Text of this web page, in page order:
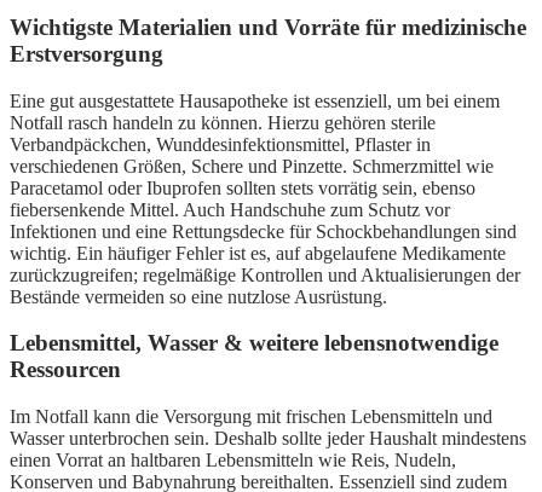
Wichtigste Materialien und Vorräte für medizinische
Erstversorgung
Eine gut ausgestattete Hausapotheke ist essenziell, um bei einem
Notfall rasch handeln zu können. Hierzu gehören sterile
Verbandpäckchen, Wunddesinfektionsmittel, Pflaster in
verschiedenen Größen, Schere und Pinzette. Schmerzmittel wie
Paracetamol oder Ibuprofen sollten stets vorrätig sein, ebenso
fiebersenkende Mittel. Auch Handschuhe zum Schutz vor
Infektionen und eine Rettungsdecke für Schockbehandlungen sind
wichtig. Ein häufiger Fehler ist es, auf abgelaufene Medikamente
zurückzugreifen; regelmäßige Kontrollen und Aktualisierungen der
Bestände vermeiden so eine nutzlose Ausrüstung.
Lebensmittel, Wasser & weitere lebensnotwendige
Ressourcen
Im Notfall kann die Versorgung mit frischen Lebensmitteln und
Wasser unterbrochen sein. Deshalb sollte jeder Haushalt mindestens
einen Vorrat an haltbaren Lebensmitteln wie Reis, Nudeln,
Konserven und Babynahrung bereithalten. Essenziell sind zudem